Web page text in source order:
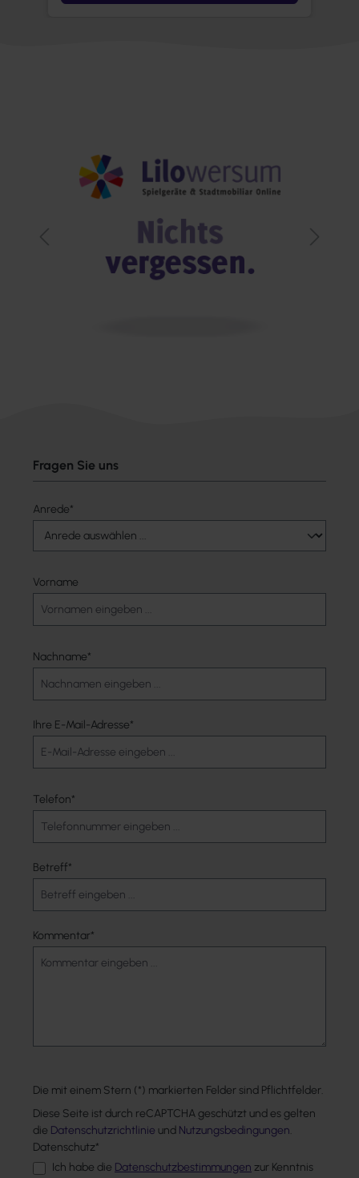
Fragen Sie uns
Anrede*
Vorname
Nachname*
Ihre E-Mail-Adresse*
Telefon*
Betreff*
Kommentar*
Die mit einem Stern (*) markierten Felder sind Pflichtfelder.
Diese Seite ist durch reCAPTCHA geschützt und es gelten
die Datenschutzrichtlinie und Nutzungsbedingungen.
Datenschutz*
Ich habe die Datenschutzbestimmungen zur Kenntnis